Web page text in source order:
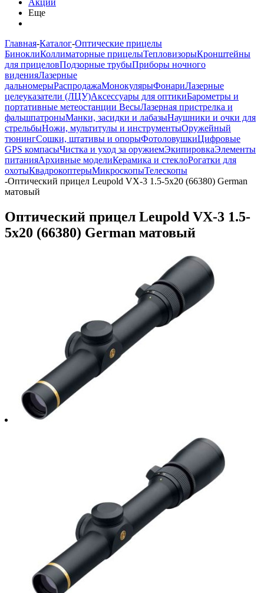
Акции
Еще
Главная-Каталог-Оптические прицелы
БиноклиКоллиматорные прицелыТепловизорыКронштейны
для прицеловПодзорные трубыПриборы ночного
виденияЛазерные
дальномерыРаспродажаМонокулярыФонариЛазерные
целеуказатели (ЛЦУ)Аксессуары для оптикиБарометры и
портативные метеостанции ВесыЛазерная пристрелка и
фальшпатроныМанки, засидки и лабазыНаушники и очки для
стрельбыНожи, мультитулы и инструментыОружейный
тюнингСошки, штативы и опорыФотоловушкиЦифровые
GPS компасыЧистка и уход за оружиемЭкипировкаЭлементы
питанияАрхивные моделиКерамика и стеклоРогатки для
охотыКвадрокоптерыМикроскопыТелескопы
-Оптический прицел Leupold VX-3 1.5-5x20 (66380) German
матовый
Оптический прицел Leupold VX-3 1.5-
5x20 (66380) German матовый